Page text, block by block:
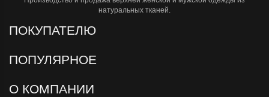
натуральных тканей.
ПОКУПАТЕЛЮ
ПОПУЛЯРНОЕ
О КОМПАНИИ